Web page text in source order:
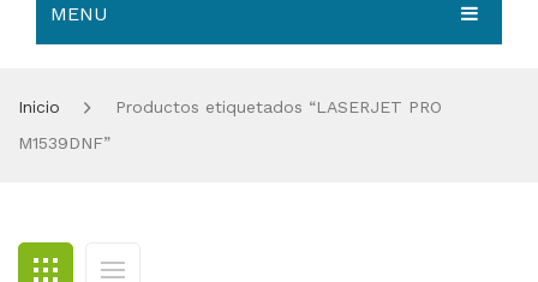
MENU
CONTACTO
Inicio
Productos etiquetados “LASERJET PRO
M1539DNF”